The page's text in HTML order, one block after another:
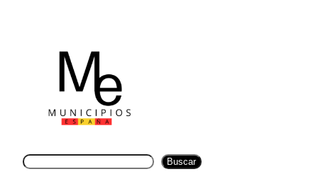
contenido
Buscar Buscar